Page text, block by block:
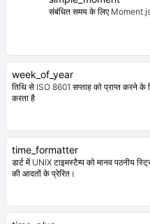
संबंधित समय के लिए
week_of_year
तिथि से ISO 8601 सप्ताह को प्राप्त करने
करता है
time_formatter
डार्ट में UNIX टाइमस्टैम्प को मानव पठनीय
की आदतों के प्रेरित।